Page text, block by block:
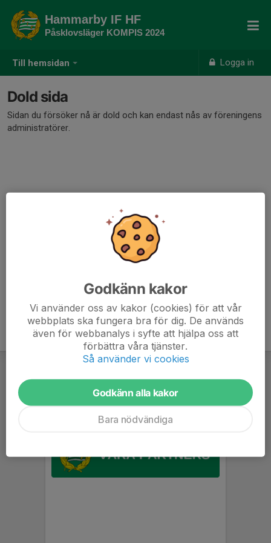
Till hemsidan Logga in
Hammarby IF HF
Påsklovsläger KOMPIS 2024
Dold sida
Sidan du försöker nå är dold och kan endast nås av föreningens
administratörer.
Godkänn kakor
Vi använder oss av kakor (cookies) för att vår
webbplats ska fungera bra för dig. De används
även för webbanalys i syfte att hjälpa oss att
förbättra våra tjänster.
Så använder vi cookies
Godkänn alla kakor
Bara nödvändiga